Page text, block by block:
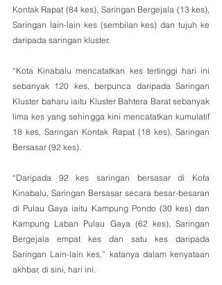
Kontak Rapat (84 kes), Saringan Bergejala (13 kes),
Saringan lain-lain kes (sembilan kes) dan tujuh ke
daripada saringan kluster.
“Kota Kinabalu mencatatkan kes tertinggi hari ini
sebanyak 120 kes, berpunca daripada Saringan
Kluster baharu iaitu Kluster Bahtera Barat sebanyak
lima kes yang sehingga kini mencatatkan kumulatif
18 kes, Saringan Kontak Rapat (18 kes), Saringan
Bersasar (92 kes).
“Daripada 92 kes saringan bersasar di Kota
Kinabalu, Saringan Bersasar secara besar-besaran
di Pulau Gaya iaitu Kampung Pondo (30 kes) dan
Kampung Laban Pulau Gaya (62 kes), Saringan
Bergejala empat kes dan satu kes daripada
Saringan Lain-lain kes,” katanya dalam kenyataan
akhbar, di sini, hari ini.